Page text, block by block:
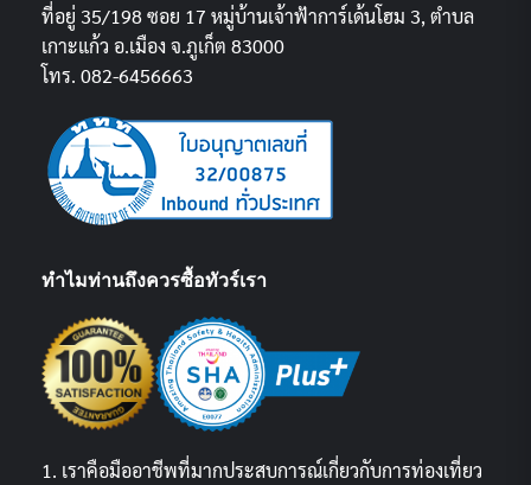
ที่อยู่ 35/198 ซอย 17 หมู่บ้านเจ้าฟ้าการ์เด้นโฮม 3, ตำบล
เกาะแก้ว อ.เมือง จ.ภูเก็ต 83000
โทร. 082-6456663
ทำไมท่านถึงควรซื้อทัวร์เรา
1. เราคือมืออาชีพที่มากประสบการณ์เกี่ยวกับการท่องเที่ยว